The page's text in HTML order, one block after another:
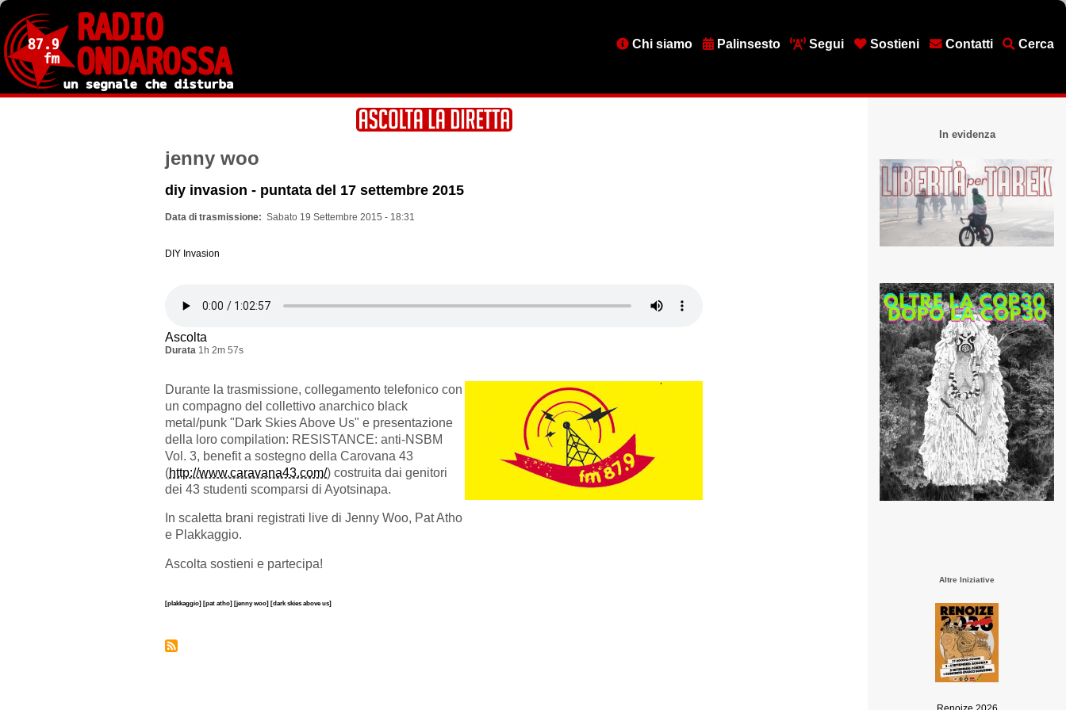
Salta
contenuto
principale
MenuChi siamo Palinsesto Segui Sostieni Contatti Cerca
jenny woo
diy invasion - puntata del 17 settembre 2015
Data di trasmissione Sabato 19 Settembre 2015 - 18:31
DIY Invasion
Ascolta
Durata 1h 2m 57s
Durante la trasmissione, collegamento telefonico con
un compagno del collettivo anarchico black
metal/punk "Dark Skies Above Us" e presentazione
della loro compilation: RESISTANCE: anti-NSBM
Vol. 3, benefit a sostegno della Carovana 43
(http://www.caravana43.com/) costruita dai genitori
dei 43 studenti scomparsi di Ayotsinapa.
In scaletta brani registrati live di Jenny Woo, Pat Atho
e Plakkaggio.
Ascolta sostieni e partecipa!
[plakkaggio] [pat atho] [jenny woo] [dark skies above us]
In evidenza
Altre Iniziative